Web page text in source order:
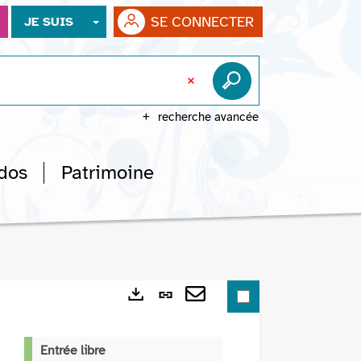
JE SUIS SE CONNECTER
recherche avancée
Patrimoine
Lien
Entrée libre